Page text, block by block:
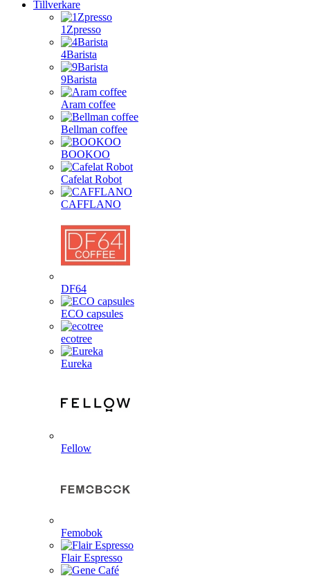
Tillverkare
1Zpresso
4Barista
9Barista
Aram coffee
Bellman coffee
BOOKOO
Cafelat Robot
CAFFLANO
DF64
ECO capsules
ecotree
Eureka
Fellow
Femobok
Flair Espresso